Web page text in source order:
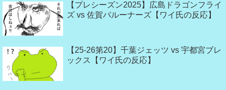
【プレシーズン2025】広島ドラゴンフライ
ズ vs 佐賀バルーナーズ【ワイ氏の反応】
【25-26第20】千葉ジェッツ vs 宇都宮ブレ
ックス【ワイ氏の反応】